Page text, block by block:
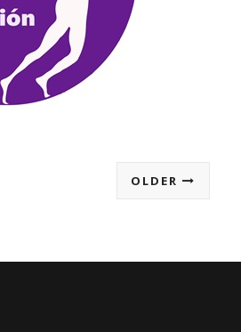
OLDER